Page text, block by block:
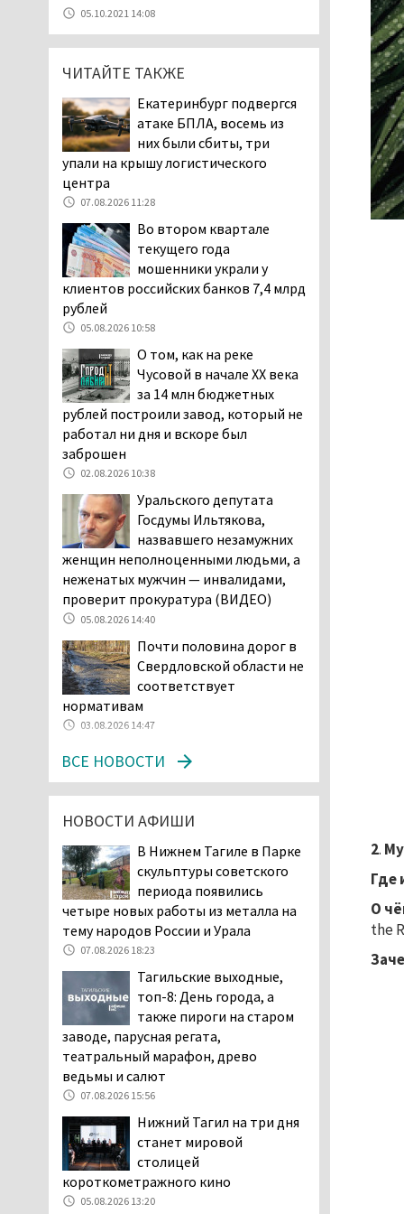
2.
Где
О
the
Екатеринбург подвергся
атаке БПЛА, восемь из
них были сбиты, три
центра
07.08.2026 11:28
Тагильские спасатели
в лесу мужчине найти
06.08.2026 16:28
Прокуратура
Дзержинского района
возбудила административное дело в
отсутствия холодной воды
06.08.2026 15:42
Двое детей пострадали
при сходе трамвая с
06.08.2026 14:25
Правительство РФ
разрешило производство
и продажу бензина класса
«Евро-2», в котором содержание
серы в 10 раз выше, чем в топливе
«Евро-5». Это опасно для здоровья и
повышает износ автомобиля
В Детской городской
больнице № 3 Нижнего
Тагила опровергли
обвинения родителей, которые
покусала бельевая вошь
дня запретят
электросамокаты
06.08.2026 11:41
«Я уверен, это бельевая
вошь». Родители 10-
летней девочки
пожаловались на кровососущих
паразитов, которые искусали их
ребёнка в детской больнице
Нижнего Тагила
Директора уральского
предприятия по
производству дронов
«Упырь» подорвали в автомобиле
под Екатеринбургом
05.08.2026 17:05
Эксперты назвали
причины массового мора
05.10.2021 14:08
ЧИТАЙТЕ ТАКЖЕ
Екатеринбург подвергся
атаке БПЛА, восемь из
них были сбиты, три
упали на крышу логистического
центра
07.08.2026 11:28
Во втором квартале
текущего года
мошенники украли у
клиентов российских банков 7,4 млрд
рублей
05.08.2026 10:58
О том, как на реке
Чусовой в начале XX века
за 14 млн бюджетных
рублей построили завод, который не
работал ни дня и вскоре был
заброшен
02.08.2026 10:38
Уральского депутата
Госдумы Ильтякова,
назвавшего незамужних
женщин неполноценными людьми, а
неженатых мужчин — инвалидами,
проверит прокуратура (ВИДЕО)
05.08.2026 14:40
Почти половина дорог в
Свердловской области не
соответствует
нормативам
03.08.2026 14:47
ВСЕ НОВОСТИ
НОВОСТИ АФИШИ
В Нижнем Тагиле в Парке
скульптуры советского
периода появились
четыре новых работы из металла на
тему народов России и Урала
07.08.2026 18:23
Тагильские выходные,
топ-8: День города, а
также пироги на старом
заводе, парусная регата,
театральный марафон, древо
ведьмы и салют
07.08.2026 15:56
Нижний Тагил на три дня
станет мировой
столицей
короткометражного кино
05.08.2026 13:20